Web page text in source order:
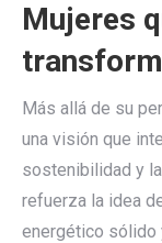
Mujeres
Más allá de su
una visión que
sostenibilidad y
refuerza la idea
energético sólido